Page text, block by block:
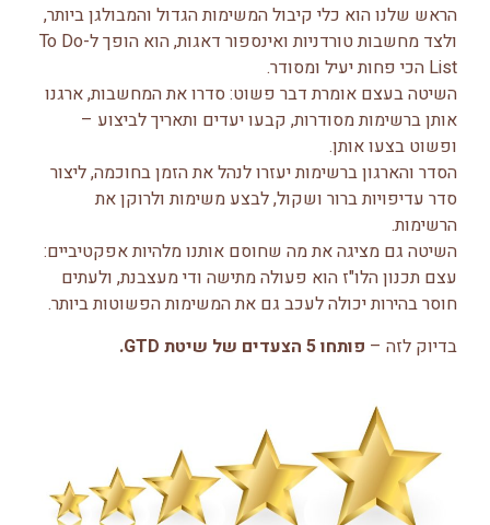
הראש שלנו הוא כלי קיבול המשימות הגדול והמבולגן ביותר,
ולצד מחשבות טורדניות ואינספור דאגות, הוא הופך ל-To Do
List הכי פחות יעיל ומסודר.
השיטה בעצם אומרת דבר פשוט: סדרו את המחשבות, ארגנו
אותן ברשימות מסודרות, קבעו יעדים ותאריך לביצוע –
ופשוט בצעו אותן.
הסדר והארגון ברשימות יעזרו לנהל את הזמן בחוכמה, ליצור
סדר עדיפויות ברור ושקול, לבצע משימות ולרוקן את
הרשימות.
השיטה גם מציגה את מה שחוסם אותנו מלהיות אפקטיביים:
עצם תכנון הלו"ז הוא פעולה מתישה ודי מעצבנת, ולעתים
חוסר בהירות יכולה לעכב גם את המשימות הפשוטות ביותר.
בדיוק לזה – פותחו 5 הצעדים של שיטת GTD.